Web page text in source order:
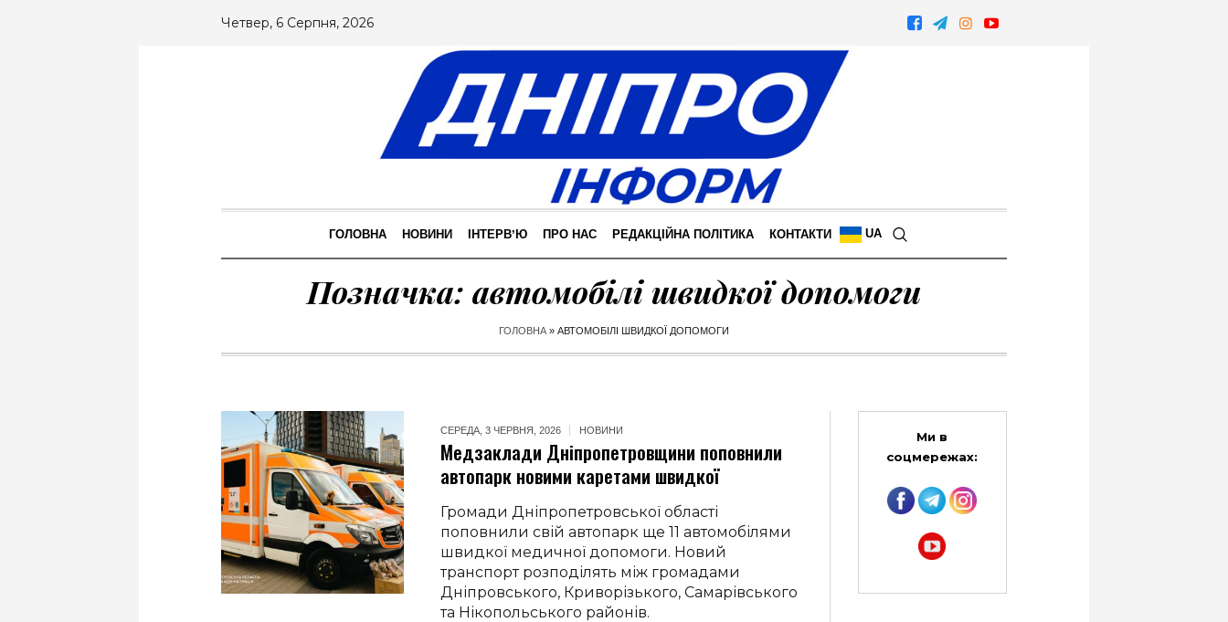
Четвер, 6 Серпня, 2026
ГОЛОВНА НОВИНИ ІНТЕРВʼЮ ПРО НАС РЕДАКЦІЙНА ПОЛІТИКА КОНТАКТИ UA
Позначка: автомобілі швидкої допомоги
ГОЛОВНА » АВТОМОБІЛІ ШВИДКОЇ ДОПОМОГИ
СЕРЕДА, 3 ЧЕРВНЯ, 2026 НОВИНИ
Медзаклади Дніпропетровщини поповнили
автопарк новими каретами швидкої
Громади Дніпропетровської області
поповнили свій автопарк ще 11 автомобілями
швидкої медичної допомоги. Новий
транспорт розподілять між громадами
Дніпровського, Криворізького, Самарівського
та Нікопольського районів.
Ми в
соцмережах: